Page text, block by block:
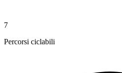
7
Percorsi ciclabili